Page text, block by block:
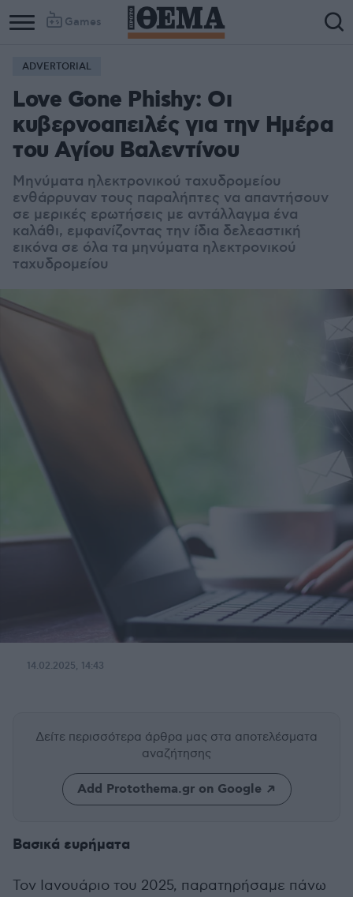
Games
ADVERTORIAL
Love Gone Phishy: Οι
κυβερνοαπειλές για την Ημέρα
του Αγίου Βαλεντίνου
Μηνύματα ηλεκτρονικού ταχυδρομείου
ενθάρρυναν τους παραλήπτες να απαντήσουν
σε μερικές ερωτήσεις με αντάλλαγμα ένα
καλάθι, εμφανίζοντας την ίδια δελεαστική
εικόνα σε όλα τα μηνύματα ηλεκτρονικού
ταχυδρομείου
14.02.2025, 14:43
Δείτε περισσότερα άρθρα μας στα αποτελέσματα
αναζήτησης
Add Protothema.gr on Google
Βασικά ευρήματα
Τον Ιανουάριο του 2025, παρατηρήσαμε πάνω